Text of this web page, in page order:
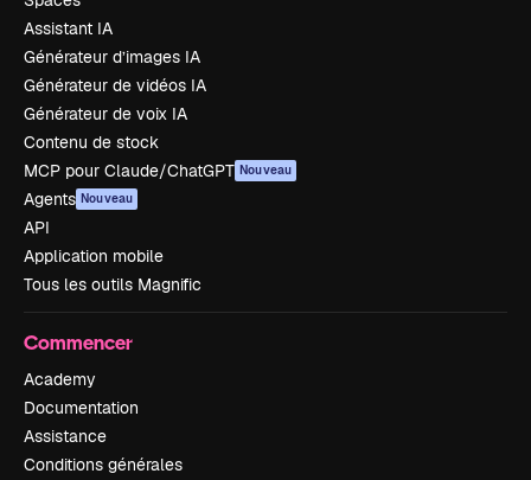
Assistant IA
Générateur d’images IA
Générateur de vidéos IA
Générateur de voix IA
Contenu de stock
MCP pour Claude/ChatGPT Nouveau
Agents Nouveau
API
Application mobile
Tous les outils Magnific
Commencer
Academy
Documentation
Assistance
Conditions générales